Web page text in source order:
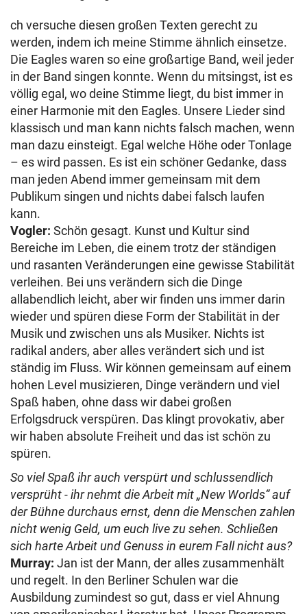
ch versuche diesen großen Texten gerecht zu
werden, indem ich meine Stimme ähnlich einsetze.
Die Eagles waren so eine großartige Band, weil jeder
in der Band singen konnte. Wenn du mitsingst, ist es
völlig egal, wo deine Stimme liegt, du bist immer in
einer Harmonie mit den Eagles. Unsere Lieder sind
klassisch und man kann nichts falsch machen, wenn
man dazu einsteigt. Egal welche Höhe oder Tonlage
– es wird passen. Es ist ein schöner Gedanke, dass
man jeden Abend immer gemeinsam mit dem
Publikum singen und nichts dabei falsch laufen
kann.
Vogler: Schön gesagt. Kunst und Kultur sind
Bereiche im Leben, die einem trotz der ständigen
und rasanten Veränderungen eine gewisse Stabilität
verleihen. Bei uns verändern sich die Dinge
allabendlich leicht, aber wir finden uns immer darin
wieder und spüren diese Form der Stabilität in der
Musik und zwischen uns als Musiker. Nichts ist
radikal anders, aber alles verändert sich und ist
ständig im Fluss. Wir können gemeinsam auf einem
hohen Level musizieren, Dinge verändern und viel
Spaß haben, ohne dass wir dabei großen
Erfolgsdruck verspüren. Das klingt provokativ, aber
wir haben absolute Freiheit und das ist schön zu
spüren.
So viel Spaß ihr auch verspürt und schlussendlich
versprüht - ihr nehmt die Arbeit mit „New Worlds“ auf
der Bühne durchaus ernst, denn die Menschen zahlen
nicht wenig Geld, um euch live zu sehen. Schließen
sich harte Arbeit und Genuss in eurem Fall nicht aus?
Murray: Jan ist der Mann, der alles zusammenhält
und regelt. In den Berliner Schulen war die
Ausbildung zumindest so gut, dass er viel Ahnung